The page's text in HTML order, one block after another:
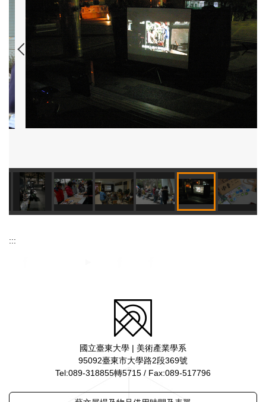
:::
國立臺東大學 | 美術產業學系
95092臺東市大學路2段369號
Tel:089-318855轉5715 / Fax:089-517796